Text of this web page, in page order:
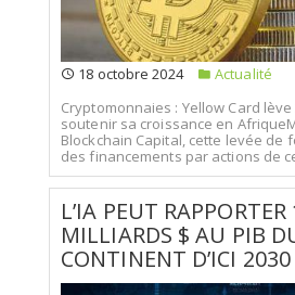
18 octobre 2024
Actualité
Cryptomonnaies : Yellow Card
soutenir sa croissance en
Blockchain Capital, cette levée de
des financements par actions de
L’IA PEUT
MILLIARDS $ AU PIB
CONTINENT D’ICI 2030